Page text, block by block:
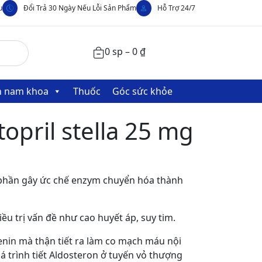
Đổi Trả 30 Ngày Nếu Lỗi Sản Phẩm Hỗ Trợ 24/7
0 sp –0₫
khoa Thuốc Góc sức khỏe
stella 25 mg
gây ức chế enzym chuyển hóa thành
trị vấn đề như cao huyết áp, suy tim.
mà thận tiết ra làm co mạch máu nội
trình tiết Aldosteron ở tuyến vỏ thượng